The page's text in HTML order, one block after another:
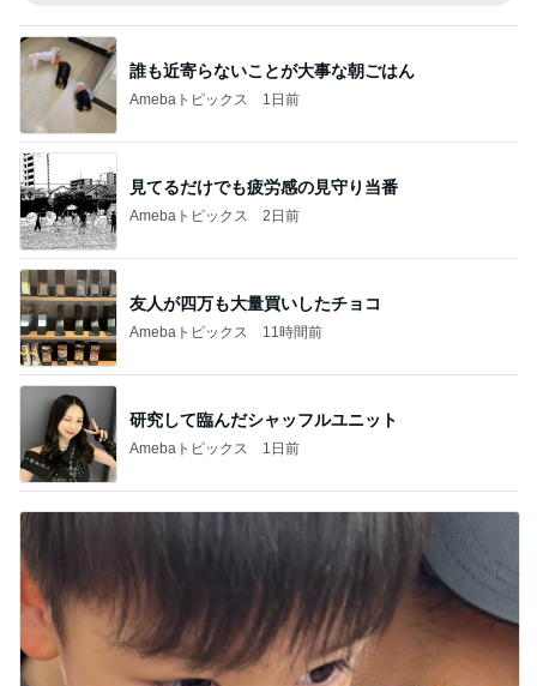
誰も近寄らないことが大事な朝ごはん
Amebaトピックス 1日前
見てるだけでも疲労感の見守り当番
Amebaトピックス 2日前
友人が四万も大量買いしたチョコ
Amebaトピックス 11時間前
研究して臨んだシャッフルユニット
Amebaトピックス 1日前